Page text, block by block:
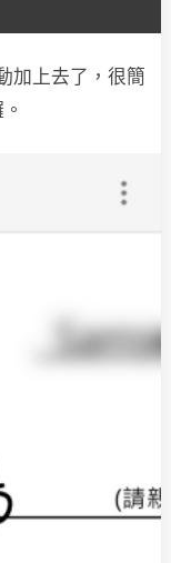
加上去了，很簡